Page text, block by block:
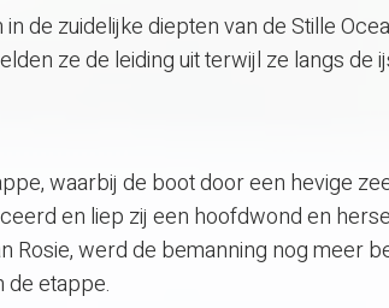
de zuidelijke diepten van de Stille
ze de leiding uit terwijl ze langs de
waarbij de boot door een hevige
en liep zij een hoofdwond en
werd de bemanning nog meer
de etappe.